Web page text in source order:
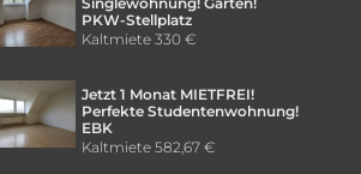
PKW-Stellplatz
Kaltmiete330 €
Jetzt 1 Monat MIETFREI!
Perfekte Studentenwohnung!
EBK
Kaltmiete582,67 €